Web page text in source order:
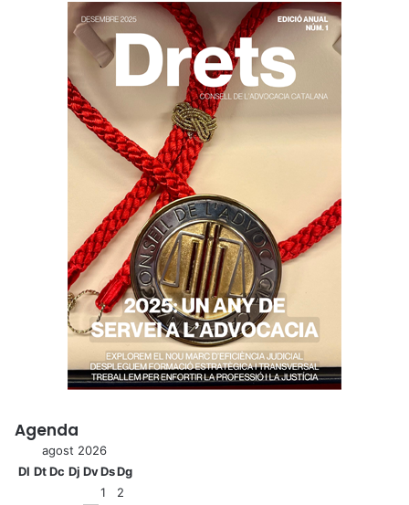
Agenda
agost 2026
Dl DtDc Dj DvDsDg
1
2